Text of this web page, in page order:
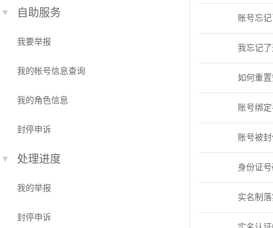
自助服务
我要举报
我的帐号信息查询
我的角色信息
封停申诉
处理进度
我的举报
封停申诉
账号忘
我忘记
如何重
账号绑
账号被
身份证
实名制